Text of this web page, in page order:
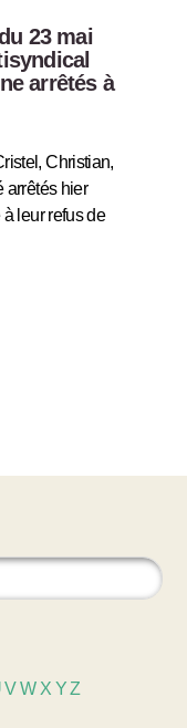
23 mai
arrêtés à
Christian,
arrêtés hier
leur refus de
VW X YZ